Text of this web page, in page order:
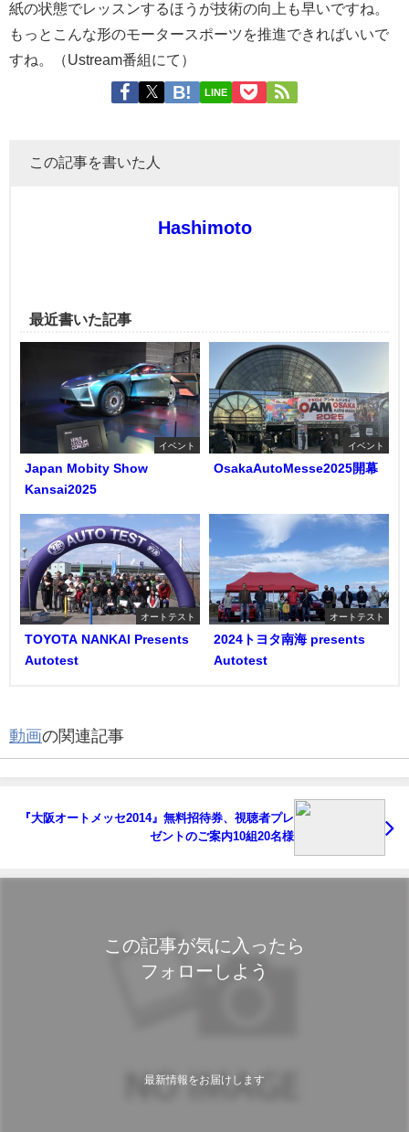
紙の状態でレッスンするほうが技術の向上も早いですね。
もっとこんな形のモータースポーツを推進できればいいで
すね。（Ustream番組にて）
LINE
この記事を書いた人
Hashimoto
最近書いた記事
イベント
Japan Mobity Show
Kansai2025
イベント
OsakaAutoMesse2025開幕
オートテスト
TOYOTA NANKAI Presents
Autotest
オートテスト
2024トヨタ南海 presents
Autotest
動画の関連記事
『大阪オートメッセ2014』無料招待券、視聴者プレ
ゼントのご案内10組20名様
この記事が気に入ったら
フォローしよう
最新情報をお届けします